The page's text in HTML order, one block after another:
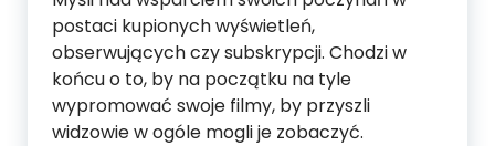
postaci kupionych wyświetleń,
obserwujących czy subskrypcji. Chodzi w
końcu o to, by na początku na tyle
wypromować swoje filmy, by przyszli
widzowie w ogóle mogli je zobaczyć.